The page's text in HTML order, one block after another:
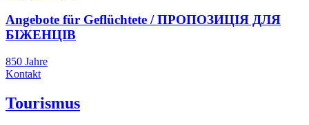
Angebote für Geflüchtete / ПРОПОЗИЦІЯ ДЛЯ
БІЖЕНЦІВ
850 Jahre
Kontakt
Tourismus